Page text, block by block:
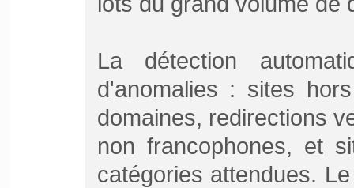
La détection
d'anomalies : sites
domaines, redirections
non francophones, et
catégories attendues.